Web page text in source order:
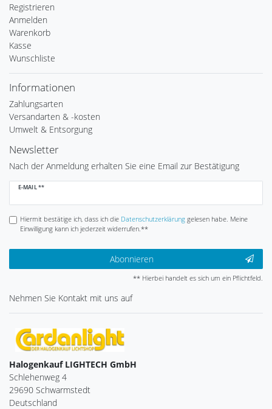
Registrieren
Anmelden
Warenkorb
Kasse
Wunschliste
Informationen
Zahlungsarten
Versandarten & -kosten
Umwelt & Entsorgung
Newsletter
Nach der Anmeldung erhalten Sie eine Email zur Bestätigung
E-MAIL **
Newsletter
Hiermit bestätige ich, dass ich die Daten­schutz­erklärunggelesen habe. Meine
Einwilligung kann ich jederzeit widerrufen.**
Abonnieren
** Hierbei handelt es sich um ein Pflichtfeld.
Nehmen Sie Kontakt mit uns auf
Halogenkauf LIGHTECH GmbH
Schlehenweg 4
29690 Schwarmstedt
Deutschland